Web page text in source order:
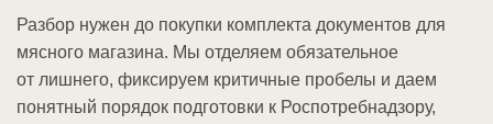
Разбор нужен до покупки комплекта документов для
мясного магазина. Мы отделяем обязательное
от лишнего, фиксируем критичные пробелы и даем
понятный порядок подготовки к Роспотребнадзору,